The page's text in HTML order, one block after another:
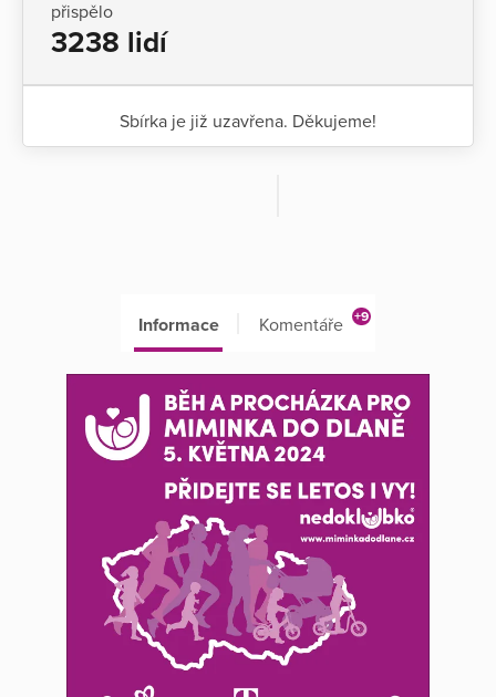
přispělo
3238 lidí
Sbírka je již uzavřena. Děkujeme!
Informace Komentáře +9